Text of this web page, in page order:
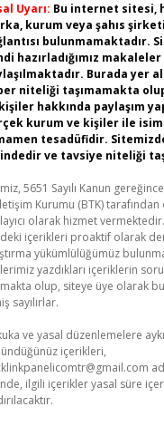
Uyarı: Bu internet sitesi,
kurum veya şahıs
bulunmamaktadır.
hazırladığımız makaleler
Burada yer
niteliği taşımamakta
hakkında paylaşım
kurum ve kişiler ile
tesadüfidir.
ve tavsiye niteliği
5651 Sayılı Kanun
Kurumu (BTK)
olarak hizmet
içerikleri proaktif olarak
yükümlülüğümüz
yazdıkları içeriklerin
olup, siteye üye olarak
sayılırlar.
ve yasal düzenlemelere
içerikleri,
ilgili içerikler yasal süre